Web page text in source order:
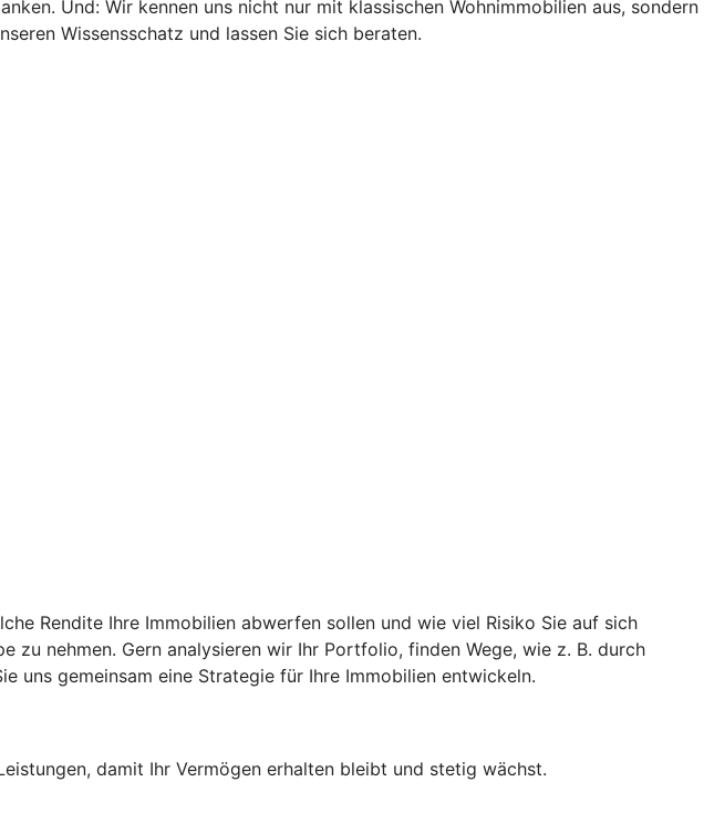
Und: Wir kennen uns nicht nur mit klassischen Wohnimmobilien aus, sondern
Wissensschatz und lassen Sie sich beraten.
Rendite Ihre Immobilien abwerfen sollen und wie viel Risiko Sie auf sich
zu nehmen. Gern analysieren wir Ihr Portfolio, finden Wege, wie z. B. durch
uns gemeinsam eine Strategie für Ihre Immobilien entwickeln.
damit Ihr Vermögen erhalten bleibt und stetig wächst.